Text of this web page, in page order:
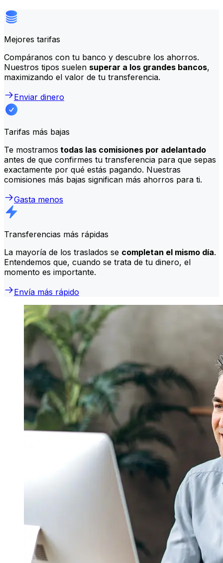
Mejores tarifas
Compáranos con tu banco y descubre los ahorros.
Nuestros tipos suelen superar a los grandes bancos,
maximizando el valor de tu transferencia.
Enviar dinero
Tarifas más bajas
Te mostramos todas las comisiones por adelantado
antes de que confirmes tu transferencia para que sepas
exactamente por qué estás pagando. Nuestras
comisiones más bajas significan más ahorros para ti.
Gasta menos
Transferencias más rápidas
La mayoría de los traslados se completan el mismo día.
Entendemos que, cuando se trata de tu dinero, el
momento es importante.
Envía más rápido